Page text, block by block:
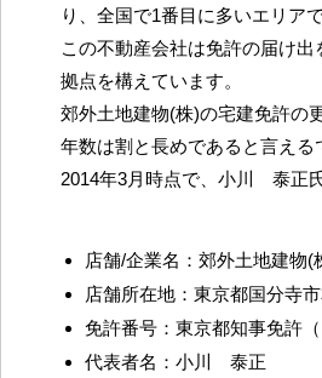
り、全国で1番目に多いエリアで
この不動産会社は免許の届け
拠点を構えています。
郊外土地建物(株)の宅建免許の
年数は割と長めであると言える
2014年3月時点で、小川 泰正
店舗/企業名：郊外土地建物(
店舗所在地：東京都国分寺
免許番号：東京都知事免許
代表者名：小川 泰正